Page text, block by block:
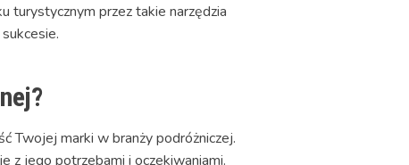
turystycznym przez takie narzędzia
Twojej marki w branży podróżniczej.
z jego potrzebami i oczekiwaniami.